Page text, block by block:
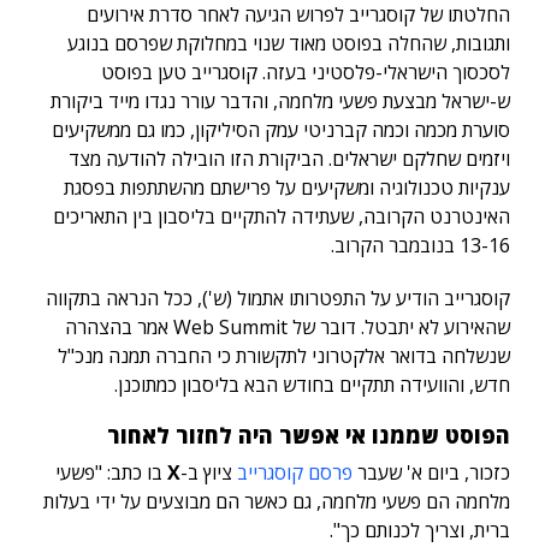
החלטתו של קוסגרייב לפרוש הגיעה לאחר סדרת אירועים
ותגובות, שהחלה בפוסט מאוד שנוי במחלוקת שפרסם בנוגע
לסכסוך הישראלי-פלסטיני בעזה. קוסגרייב טען בפוסט
ש-ישראל מבצעת פשעי מלחמה, והדבר עורר נגדו מייד ביקורת
סוערת מכמה וכמה קברניטי עמק הסיליקון, כמו גם ממשקיעים
ויזמים שחלקם ישראלים. הביקורת הזו הובילה להודעה מצד
ענקיות טכנולוגיה ומשקיעים על פרישתם מהשתתפות בפסגת
האינטרנט הקרובה, שעתידה להתקיים בליסבון בין התאריכים
13-16 בנובמבר הקרוב.
קוסגרייב הודיע על התפטרותו אתמול (ש'), ככל הנראה בתקווה
שהאירוע לא יתבטל.
דובר של Web Summit אמר בהצהרה
שנשלחה בדואר אלקטרוני לתקשורת כי החברה תמנה מנכ"ל
חדש, והוועידה תתקיים בחודש הבא בליסבון כמתוכנן.
הפוסט שממנו אי אפשר היה לחזור לאחור
כזכור, ביום א' שעבר פרסם קוסגרייב ציוץ ב-X בו כתב: "פשעי
מלחמה הם פשעי מלחמה, גם כאשר הם מבוצעים על ידי בעלות
ברית, וצריך לכנותם כך".